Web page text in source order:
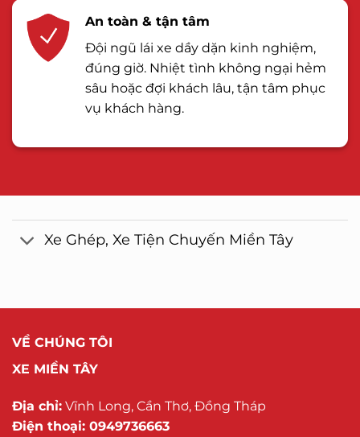
An toàn & tận tâm
Đội ngũ lái xe dầy dặn kinh nghiệm,
đúng giờ. Nhiệt tình không ngại hẻm
sâu hoặc đợi khách lâu, tận tâm phục
vụ khách hàng.
Xe Ghép, Xe Tiện Chuyến Miền Tây
VỀ CHÚNG TÔI
XE MIỀN TÂY
Địa chỉ: Vĩnh Long, Cần Thơ, Đồng Tháp
Điện thoại: 0949736663